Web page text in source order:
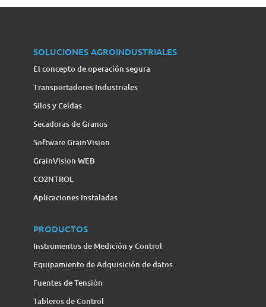
SOLUCIONES AGROINDUSTRIALES
El concepto de operación segura
Transportadores Industriales
Silos y Celdas
Secadoras de Granos
Software GrainVision
GrainVision WEB
CO2NTROL
Aplicaciones Instaladas
PRODUCTOS
Instrumentos de Medición y Control
Equipamiento de Adquisición de datos
Fuentes de Tensión
Tableros de Control